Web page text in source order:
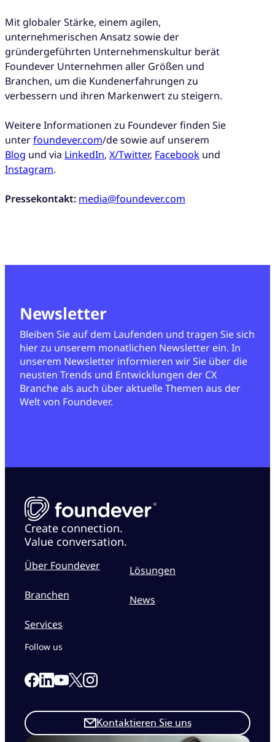
Mit globaler Stärke, einem agilen,
unternehmerischen Ansatz sowie der
gründergeführten Unternehmenskultur berät
Foundever Unternehmen aller Größen und
Branchen, um die Kundenerfahrungen zu
verbessern und ihren Markenwert zu steigern.
Weitere Informationen zu Foundever finden Sie
unterfoundever.com/de sowie auf unserem
Blog und via LinkedIn, X/Twitter, Facebook und
Instagram.
Pressekontakt: media@foundever.com
Newsletter
Bleiben Sie auf dem Laufenden und tragen Sie sich
hier zu unserem monatlichen Newsletter ein. In
unserem Newsletter informieren wir Sie über die
neusten Trends und Entwicklungen der CX
Branche als auch über aktuelle Themen aus der
Welt von Foundever.
Create connection.
Value conversation.
Über Foundever
Branchen
Services
Lösungen
News
Kontaktieren Sie uns
Follow us
Link to our Facebook page
Link to our Linkedin page
Link to our Youtube page
Link to our X page
Link to our Instagram page